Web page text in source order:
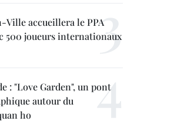
Ville accueillera le PPA
500 joueurs internationaux
: "Love Garden", un pont
autour du
ho